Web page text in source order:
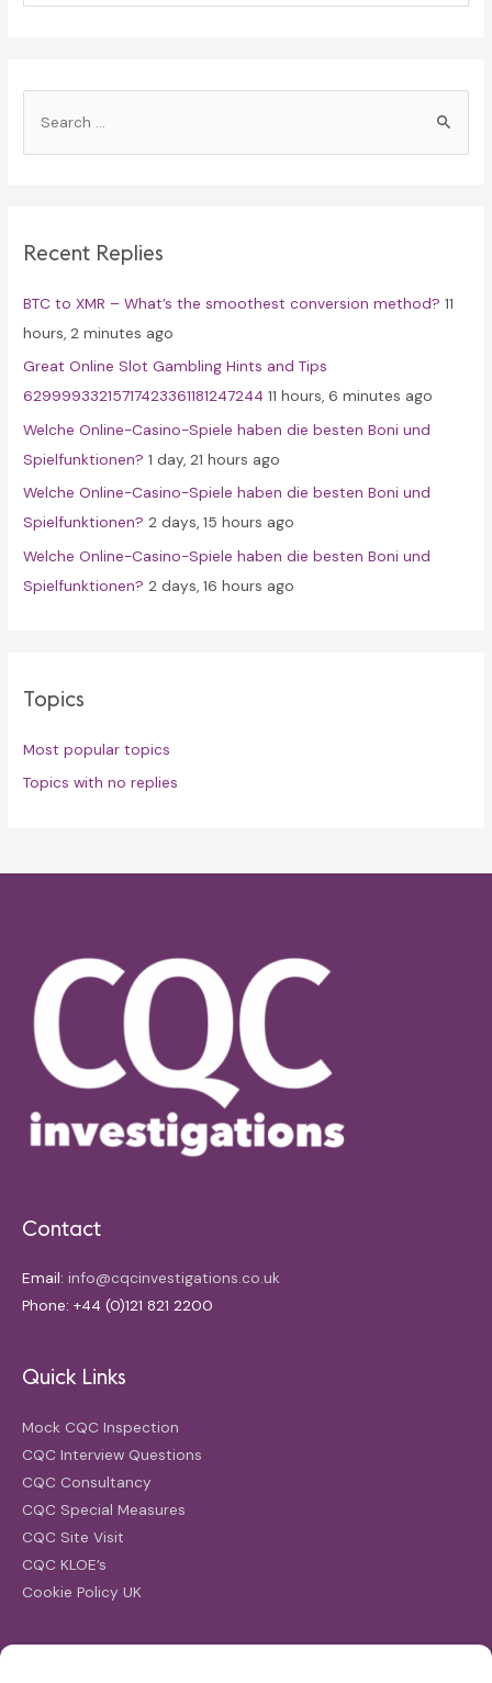
h
o
r
:
Recent Replies
BTC to XMR – What’s the smoothest conversion method? 11
hours, 2 minutes ago
Great Online Slot Gambling Hints and Tips
62999933215717423361181247244 11 hours, 6 minutes ago
Welche Online-Casino-Spiele haben die besten Boni und
Spielfunktionen? 1 day, 21 hours ago
Welche Online-Casino-Spiele haben die besten Boni und
Spielfunktionen? 2 days, 15 hours ago
Welche Online-Casino-Spiele haben die besten Boni und
Spielfunktionen? 2 days, 16 hours ago
Topics
Most popular topics
Topics with no replies
Contact
Email: info@cqcinvestigations.co.uk
Phone: +44 (0)121 821 2200
Quick Links
Mock CQC Inspection
CQC Interview Questions
CQC Consultancy
CQC Special Measures
CQC Site Visit
CQC KLOE’s
Cookie Policy UK